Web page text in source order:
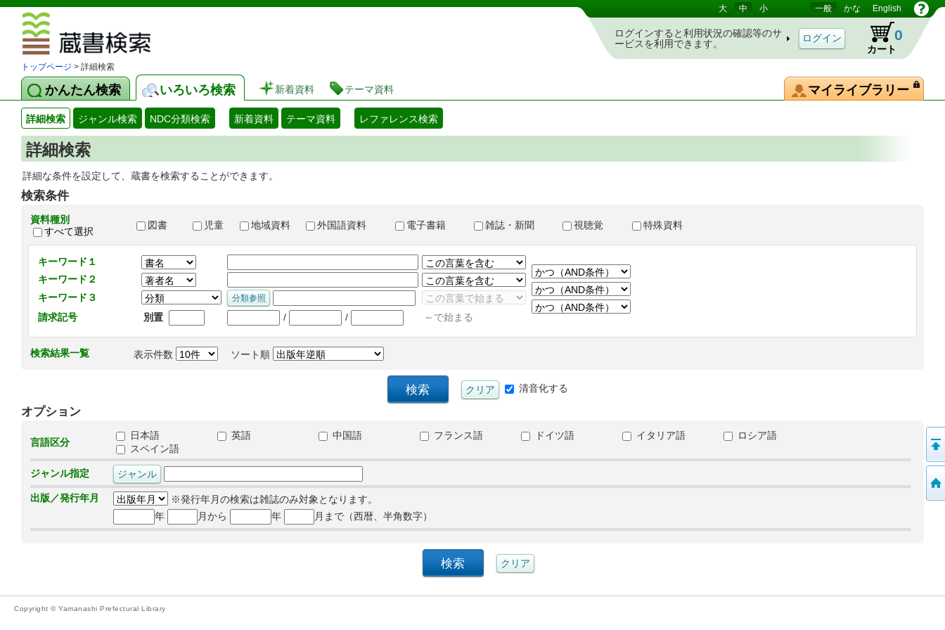
大 中 小 一般 かな English
ログインすると利用状況の確認等のサ
ービスを利用できます。
カート
0
トップページ > 詳細検索
かんたん検索 いろいろ検索 新着資料 テーマ資料 マイライブラリー
詳細検索 ジャンル検索 NDC分類検索 新着資料 テーマ資料 レファレンス検索
詳細検索
詳細な条件を設定して、蔵書を検索することができます。
検索条件
資料種別
すべて選択
図書 児童 地域資料 外国語資料 電子書籍 雑誌・新聞 視聴覚 特殊資料
キーワード１
キーワード２
キーワード３
請求記号
別置 / / ～で始まる
検索結果一覧 表示件数 ソート順
清音化する
オプション
言語区分
日本語 英語 中国語 フランス語 ドイツ語 イタリア語
ロシア語
スペイン語
ジャンル指定
出版／発行年月
※発行年月の検索は雑誌のみ対象となります。
年
月から 年 月まで（西暦、半角数字）
Copyright © Yamanashi Prefectural Library